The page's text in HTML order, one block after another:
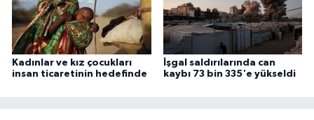
Kadınlar ve kız çocukları
insan ticaretinin hedefinde
İşgal saldırılarında can
kaybı 73 bin 335'e yükseldi
Kırklareli Müftülüğü
Kırşehir Müftülüğü